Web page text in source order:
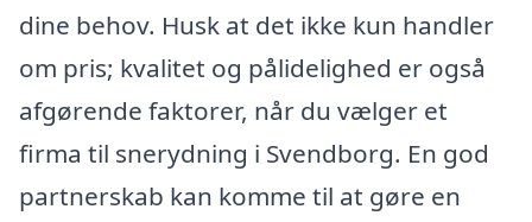
dine behov. Husk at det ikke kun handler
om pris; kvalitet og pålidelighed er også
afgørende faktorer, når du vælger et
firma til snerydning i Svendborg. En god
partnerskab kan komme til at gøre en